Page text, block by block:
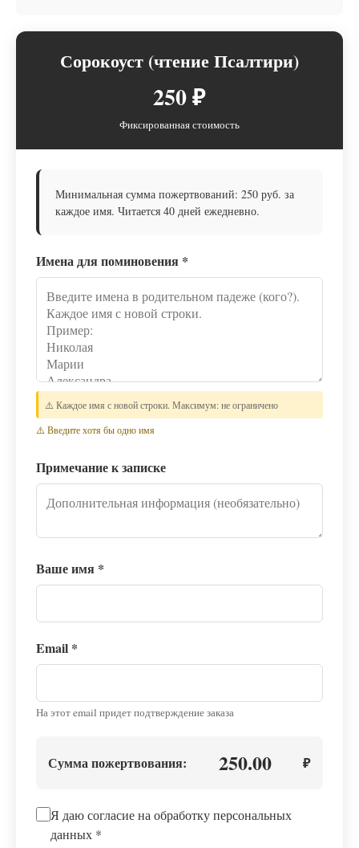
Сорокоуст (чтение Псалтири)
250 ₽
Фиксированная стоимость
Минимальная сумма пожертвований: 250 руб. за
каждое имя. Читается 40 дней ежедневно.
Имена для поминовения *
⚠️ Каждое имя с новой строки. Максимум: не ограничено
⚠️ Введите хотя бы одно имя
Примечание к записке
Ваше имя *
Email *
На этот email придет подтверждение заказа
Сумма пожертвования: 250.00 ₽
Я даю согласие на обработку персональных
данных *